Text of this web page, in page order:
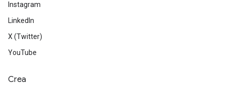
Instagram
LinkedIn
X (Twitter)
YouTube
Crea